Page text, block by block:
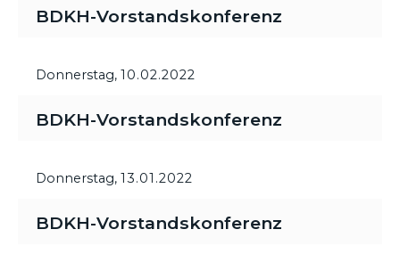
BDKH-Vorstandskonferenz
Donnerstag, 10.02.2022
BDKH-Vorstandskonferenz
Donnerstag, 13.01.2022
BDKH-Vorstandskonferenz